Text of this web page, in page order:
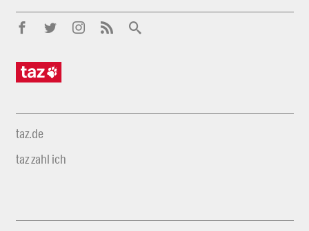
taz.de
taz zahl ich